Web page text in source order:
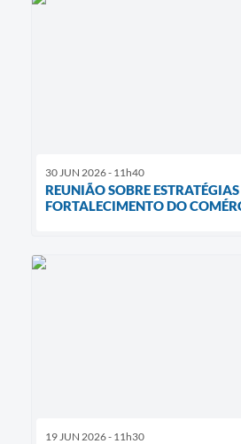
30 JUN 2026 - 11h40
REUNIÃO SOBRE
FORTALECIMENTO DO
19 JUN 2026 - 11h30